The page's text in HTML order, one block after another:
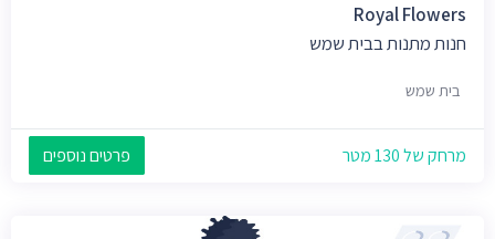
Royal Flowers
חנות מתנות בבית שמש
בית שמש
מרחק של 130 מטר פרטים נוספים